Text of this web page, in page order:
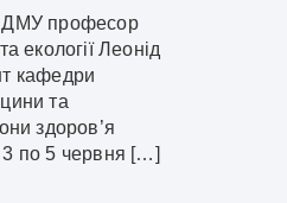
професор
екології Леонід
кафедри
та
здоров’я
по 5 червня […]